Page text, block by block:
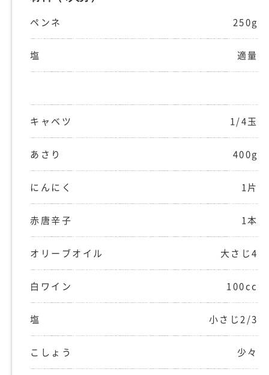
ペンネ 250g
塩 適量
キャベツ 1/4玉
あさり 400g
にんにく 1片
赤唐辛子 1本
オリーブオイル 大さじ4
白ワイン 100cc
塩 小さじ2/3
こしょう 少々